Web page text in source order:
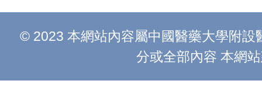
© 2023 本網站內容屬中國醫藥大學附
分或全部內容 本網